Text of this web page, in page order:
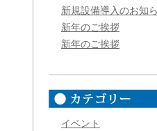
新規設備導入のお知
新年のご挨拶
新年のご挨拶
イベント